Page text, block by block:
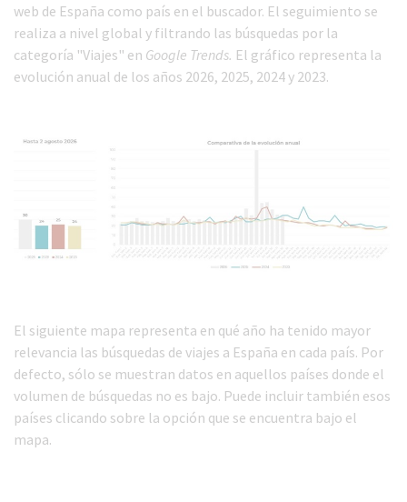
web de España como país en el buscador. El seguimiento se
realiza a nivel global y filtrando las búsquedas por la
categoría "Viajes" en Google Trends. El gráfico representa la
evolución anual de los años 2026, 2025, 2024 y 2023.
El siguiente mapa representa en qué año ha tenido mayor
relevancia las búsquedas de viajes a España en cada país. Por
defecto, sólo se muestran datos en aquellos países donde el
volumen de búsquedas no es bajo. Puede incluir también esos
países clicando sobre la opción que se encuentra bajo el
mapa.